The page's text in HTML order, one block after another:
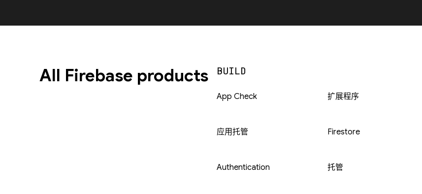
All Firebase products BUILD
App Check
应用托管
Authentication
扩展程序
Firestore
托管